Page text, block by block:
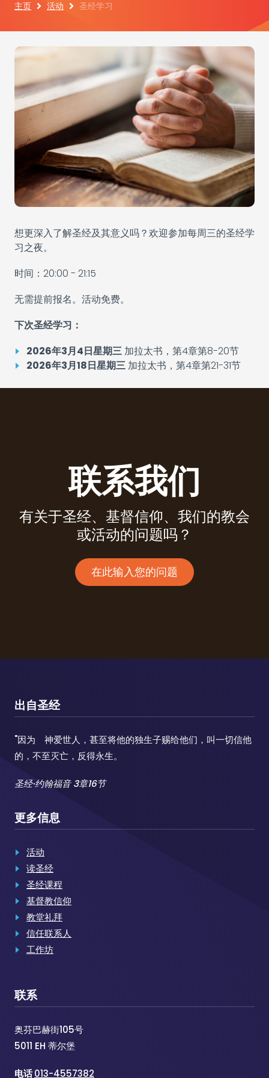
主页 活动 圣经学习
想更深入了解圣经及其意义吗？欢迎参加每周三的圣经学
习之夜。
时间：20:00 - 21:15
无需提前报名。活动免费。
下次圣经学习：
2026年3月4日星期三 加拉太书，第4章第8-20节
2026年3月18日星期三 加拉太书，第4章第21-31节
联系我们
有关于圣经、基督信仰、我们的教会
或活动的问题吗？
在此输入您的问题
出自圣经
"因为 神爱世人，甚至将他的独生子赐给他们，叫一切信他
的，不至灭亡，反得永生。
圣经·约翰福音 3章16节
更多信息
活动
读圣经
圣经课程
基督教信仰
教堂礼拜
信任联系人
工作坊
联系
奥芬巴赫街105号
5011 EH 蒂尔堡
电话013-4557382